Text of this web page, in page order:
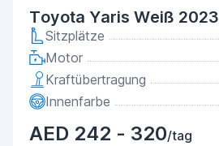
Toyota Yaris Weiß 2023
Sitzplätze
Motor
Kraftübertragung
Innenfarbe
AED 242 - 320/tag